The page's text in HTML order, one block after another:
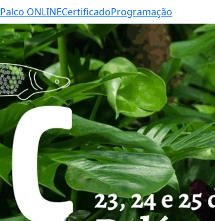
Palco ONLINECertificadoProgramação